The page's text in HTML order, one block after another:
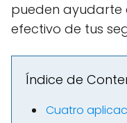
pueden ayudarte
efectivo de tus
Índice de
Cuatro